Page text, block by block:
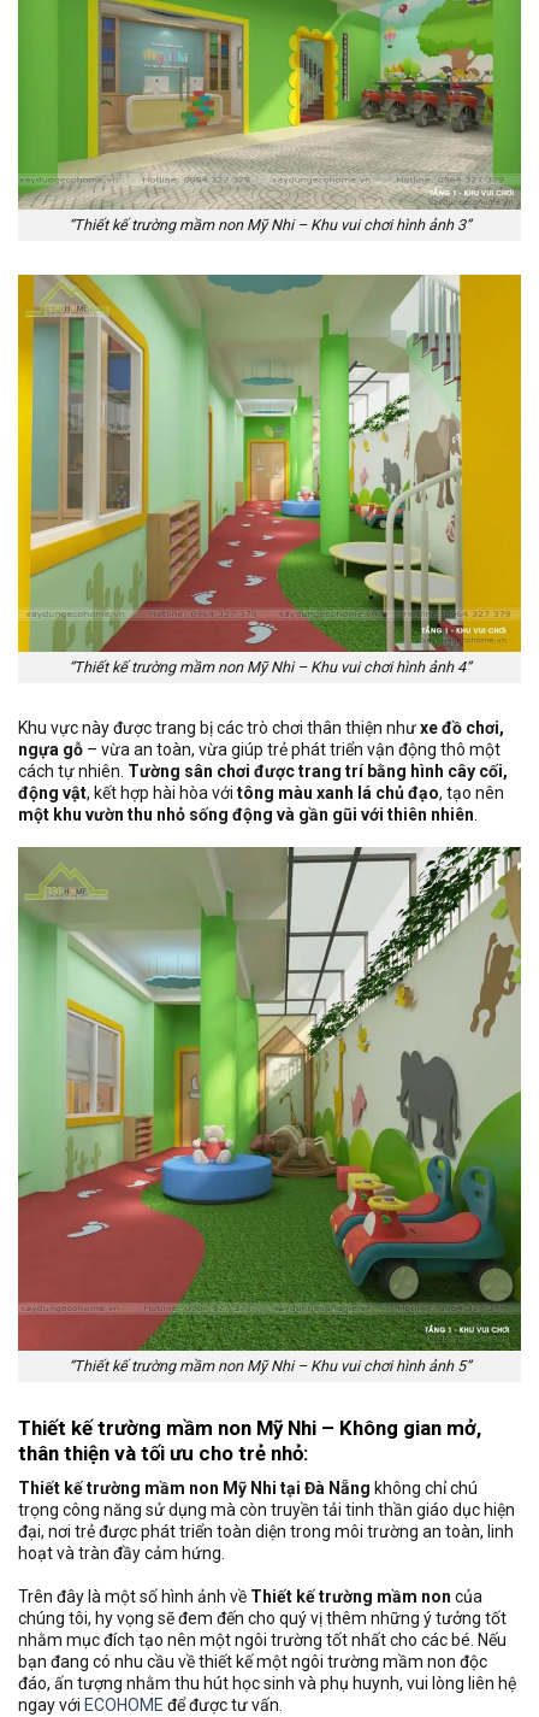
“Thiết kế trường mầm non Mỹ Nhi – Khu vui chơi hình ảnh 3”
“Thiết kế trường mầm non Mỹ Nhi – Khu vui chơi hình ảnh 4”
Khu vực này được trang bị các trò chơi thân thiện nhưxe đồ chơi,
ngựa gỗ – vừa an toàn, vừa giúp trẻ phát triển vận động thô một
cách tự nhiên. Tường sân chơi được trang trí bằng hình cây cối,
động vật, kết hợp hài hòa với tông màu xanh lá chủ đạo, tạo nên
một khu vườn thu nhỏ sống động và gần gũi với thiên nhiên
“Thiết kế trường mầm non Mỹ Nhi – Khu vui chơi hình ảnh 5”
Thiết kế trường mầm non Mỹ Nhi – Không gian mở,
thân thiện và tối ưu cho trẻ nhỏ:
Thiết kế trường mầm non Mỹ Nhi tại Đà Nẵng không chỉ chú
trọng công năng sử dụng mà còn truyền tải tinh thần giáo dục hiện
đại, nơi trẻ được phát triển toàn diện trong môi trường an toàn, linh
hoạt và tràn đầy cảm hứng.
Trên đây là một số hình ảnh về Thiết kế trường mầm non của
chúng tôi, hy vọng sẽ đem đến cho quý vị thêm những ý tưởng tốt
nhằm mục đích tạo nên một ngôi trường tốt nhất cho các bé. Nếu
bạn đang có nhu cầu về thiết kế một ngôi trường mầm non độc
đáo, ấn tượng nhằm thu hút học sinh và phụ huynh, vui lòng liên hệ
ngay với ECOHOME để được tư vấn.